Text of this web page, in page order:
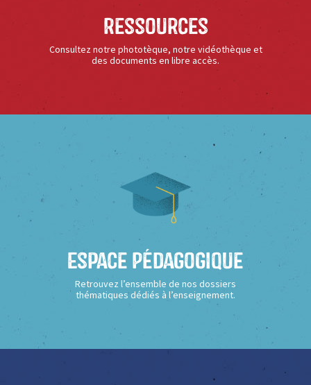
Ressources
Consultez notre phototèque, notre vidéothèque et
des documents en libre accès.
Espace Pédagogique
Retrouvez l’ensemble de nos dossiers
thématiques dédiés à l’enseignement.